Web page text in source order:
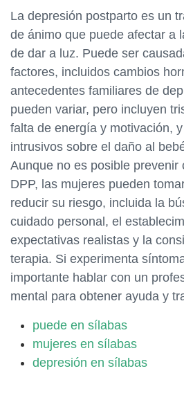
La depresión postparto es un
de ánimo que puede afectar a
de dar a luz. Puede ser
factores, incluidos cambios
antecedentes familiares de
pueden variar, pero incluyen
falta de energía y motivación,
intrusivos sobre el daño al
Aunque no es posible prevenir
DPP, las mujeres pueden
reducir su riesgo, incluida la
cuidado personal, el
expectativas realistas y la
terapia. Si experimenta
importante hablar con un
mental para obtener ayuda y
puede en sílabas
mujeres en sílabas
depresión en sílabas